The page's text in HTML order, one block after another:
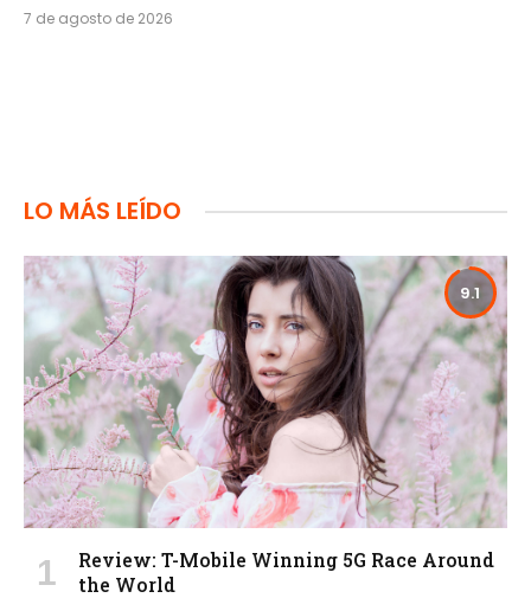
7 de agosto de 2026
LO MÁS LEÍDO
9.1
Review: T-Mobile Winning 5G Race Around
the World